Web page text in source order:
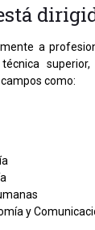
a
como:
y